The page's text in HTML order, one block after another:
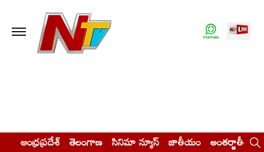
ఆంధ్రప్రదేశ్ తెలంగాణ సినిమా న్యూస్ జాతీయం అంతర్జాతీయం